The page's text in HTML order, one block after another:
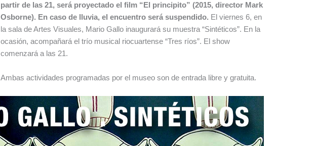
partir de las 21, será proyectado el film “El principito” (2015, director Mark
Osborne). En caso de lluvia, el encuentro será suspendido. El viernes 6, en
la sala de Artes Visuales, Mario Gallo inaugurará su muestra “Sintéticos”. En la
ocasión, acompañará el trío musical riocuartense “Tres ríos”. El show
comenzará a las 21.
Ambas actividades programadas por el museo son de entrada libre y gratuita.